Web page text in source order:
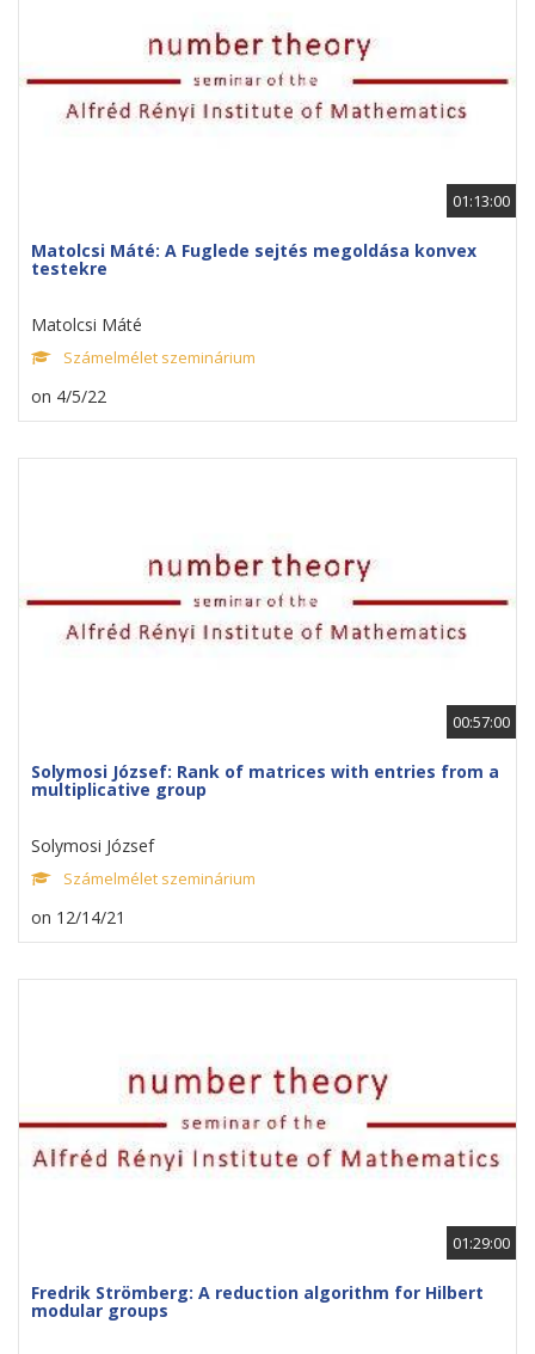
01:13:00
Matolcsi Máté: A Fuglede sejtés megoldása konvex
testekre
Matolcsi Máté
Számelmélet szeminárium
on 4/5/22
00:57:00
Solymosi József: Rank of matrices with entries from a
multiplicative group
Solymosi József
Számelmélet szeminárium
on 12/14/21
01:29:00
Fredrik Strömberg: A reduction algorithm for Hilbert
modular groups